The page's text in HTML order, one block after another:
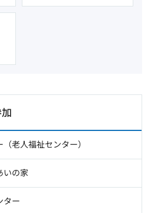
老人福祉センター）
いの家
ター